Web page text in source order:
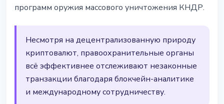
программ оружия массового уничтожения КНДР.
Несмотря на децентрализованную природу
криптовалют, правоохранительные органы
всё эффективнее отслеживают незаконные
транзакции благодаря блокчейн-аналитике
и международному сотрудничеству.